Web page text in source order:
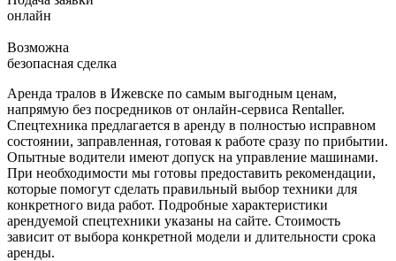
онлайн
Возможна
безопасная сделка
Аренда тралов в Ижевске по самым выгодным ценам,
напрямую без посредников от онлайн-сервиса Rentaller.
Спецтехника предлагается в аренду в полностью исправном
состоянии, заправленная, готовая к работе сразу по прибытии.
Опытные водители имеют допуск на управление машинами.
При необходимости мы готовы предоставить рекомендации,
которые помогут сделать правильный выбор техники для
конкретного вида работ. Подробные характеристики
арендуемой спецтехники указаны на сайте. Стоимость
зависит от выбора конкретной модели и длительности срока
аренды.